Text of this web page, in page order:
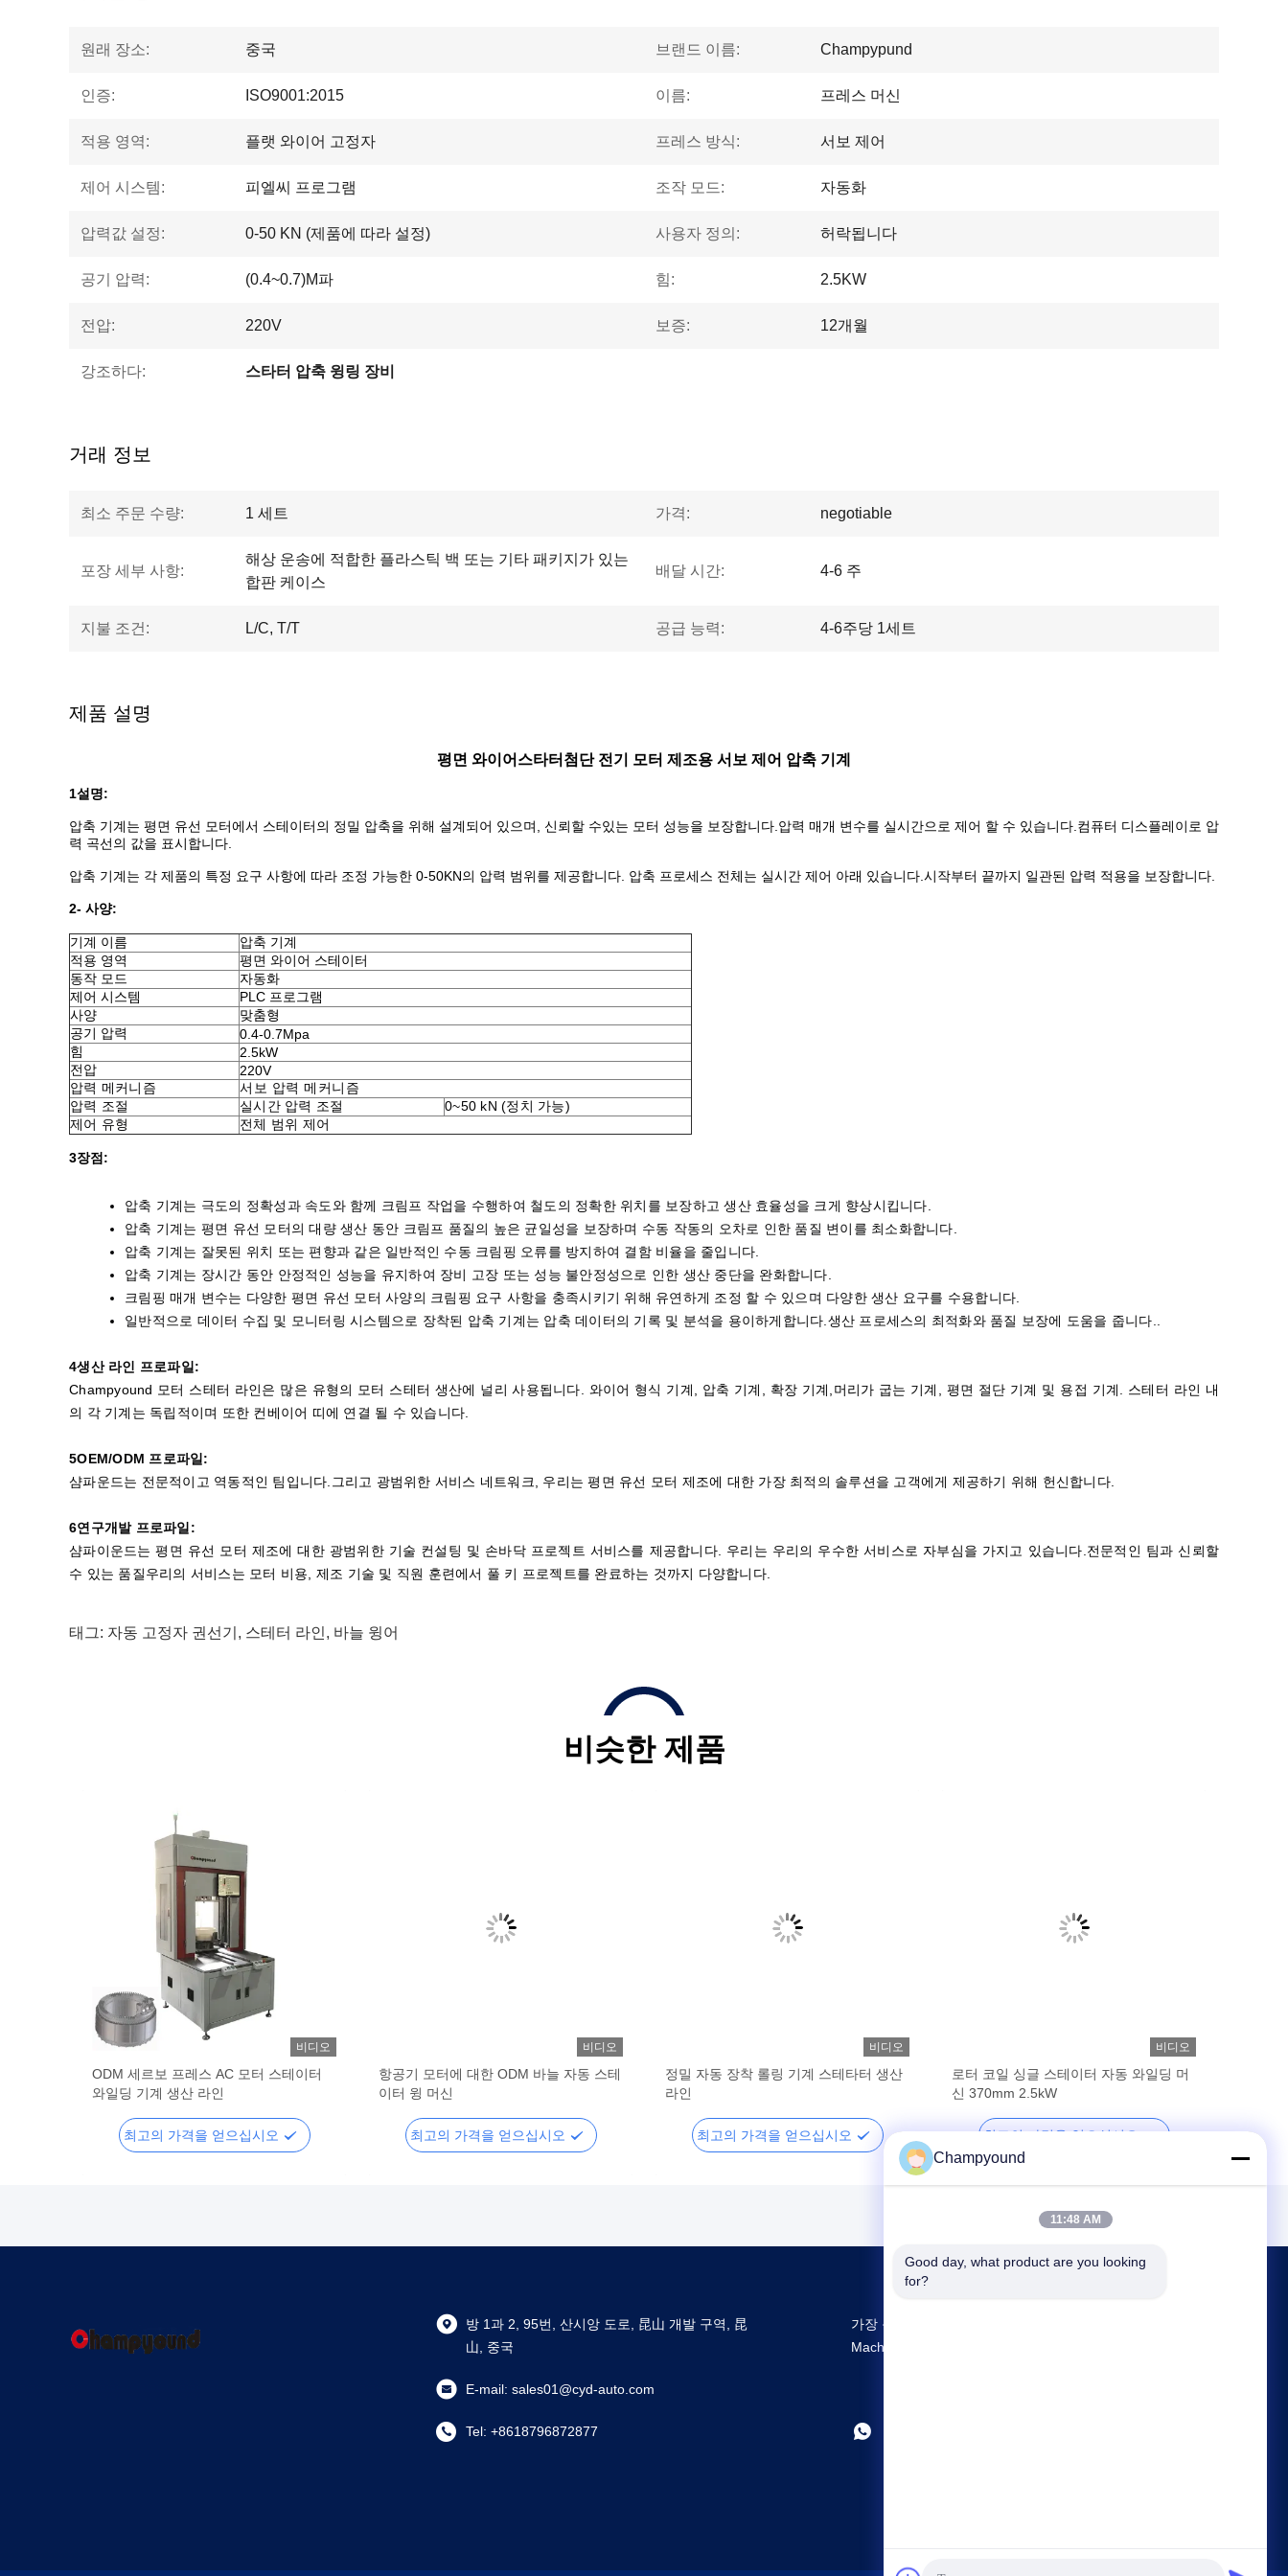
원래 장소: 중국 브랜드 이름: Champypund
인증: ISO9001:2015 이름: 프레스 머신
적용 영역: 플랫 와이어 고정자 프레스 방식: 서보 제어
제어 시스템: 피엘씨 프로그램 조작 모드: 자동화
압력값 설정: 0-50 KN (제품에 따라 설정) 사용자 정의: 허락됩니다
공기 압력: (0.4~0.7)M파 힘: 2.5KW
전압: 220V 보증: 12개월
강조하다: 스타터 압축 윙링 장비
거래 정보
최소 주문 수량: 1 세트 가격: negotiable
포장 세부 사항:
해상 운송에 적합한 플라스틱 백 또는 기타 패키지가 있는
합판 케이스
배달 시간: 4-6 주
지불 조건: L/C, T/T 공급 능력: 4-6주당 1세트
제품 설명
평면 와이어 스타터 첨단 전기 모터 제조용 서보 제어 압축 기계
1설명:
압축 기계는 평면 유선 모터에서 스테이터의 정밀 압축을 위해 설계되어 있으며, 신뢰할 수있는 모터 성능을 보장합니다.압력 매개 변수를 실시간으로 제어 할 수 있습니다.컴퓨터 디스플레이로 압
력 곡선의 값을 표시합니다.
압축 기계는 각 제품의 특정 요구 사항에 따라 조정 가능한 0-50KN의 압력 범위를 제공합니다. 압축 프로세스 전체는 실시간 제어 아래 있습니다.시작부터 끝까지 일관된 압력 적용을 보장합니다.
2- 사양:
기계 이름
압축 기계
적용 영역
평면 와이어 스테이터
동작 모드
자동화
제어 시스템
PLC 프로그램
사양
맞춤형
공기 압력
0.4-0.7Mpa
힘
2.5kW
전압
220V
압력 메커니즘
서보 압력 메커니즘
압력 조절
실시간 압력 조절
0~50 kN (정치 가능)
제어 유형
전체 범위 제어
3장점:
압축 기계는 극도의 정확성과 속도와 함께 크림프 작업을 수행하여 철도의 정확한 위치를 보장하고 생산 효율성을 크게 향상시킵니다.
압축 기계는 평면 유선 모터의 대량 생산 동안 크림프 품질의 높은 균일성을 보장하며 수동 작동의 오차로 인한 품질 변이를 최소화합니다.
압축 기계는 잘못된 위치 또는 편향과 같은 일반적인 수동 크림핑 오류를 방지하여 결함 비율을 줄입니다.
압축 기계는 장시간 동안 안정적인 성능을 유지하여 장비 고장 또는 성능 불안정성으로 인한 생산 중단을 완화합니다.
크림핑 매개 변수는 다양한 평면 유선 모터 사양의 크림핑 요구 사항을 충족시키기 위해 유연하게 조정 할 수 있으며 다양한 생산 요구를 수용합니다.
일반적으로 데이터 수집 및 모니터링 시스템으로 장착된 압축 기계는 압축 데이터의 기록 및 분석을 용이하게합니다.생산 프로세스의 최적화와 품질 보장에 도움을 줍니다..
4생산 라인 프로파일:
Champyound 모터 스테터 라인은 많은 유형의 모터 스테터 생산에 널리 사용됩니다. 와이어 형식 기계, 압축 기계, 확장 기계,머리가 굽는 기계, 평면 절단 기계 및 용접 기계. 스테터 라인 내
의 각 기계는 독립적이며 또한 컨베이어 띠에 연결 될 수 있습니다.
5OEM/ODM 프로파일:
샴파운드는 전문적이고 역동적인 팀입니다.그리고 광범위한 서비스 네트워크, 우리는 평면 유선 모터 제조에 대한 가장 최적의 솔루션을 고객에게 제공하기 위해 헌신합니다.
6연구개발 프로파일:
샴파이운드는 평면 유선 모터 제조에 대한 광범위한 기술 컨설팅 및 손바닥 프로젝트 서비스를 제공합니다. 우리는 우리의 우수한 서비스로 자부심을 가지고 있습니다.전문적인 팀과 신뢰할
수 있는 품질우리의 서비스는 모터 비용, 제조 기술 및 직원 훈련에서 풀 키 프로젝트를 완료하는 것까지 다양합니다.
태그: 자동 고정자 권선기 , 스테터 라인, 바늘 윙어
비슷한 제품
비디오
ODM 세르보 프레스 AC 모터 스테이터
와일딩 기계 생산 라인
최고의 가격을 얻으십시오
비디오
항공기 모터에 대한 ODM 바늘 자동 스테
이터 윙 머신
최고의 가격을 얻으십시오
비디오
정밀 자동 장착 롤링 기계 스테타터 생산
라인
최고의 가격을 얻으십시오
비디오
로터 코일 싱글 스테이터 자동 와일딩 머
신 370mm 2.5kW
최고의 가격을 얻으십시오
방 1과 2, 95번, 산시앙 도로, 昆山 개발 구역, 昆
山, 중국
E-mail: sales01@cyd-auto.com
Tel: +8618796872877
가장 큰 연구 개발 및 생산 Hairpin Winding
Machine 중국 공급업체
Champyound
11:48 AM
Good day, what product are you looking
for?